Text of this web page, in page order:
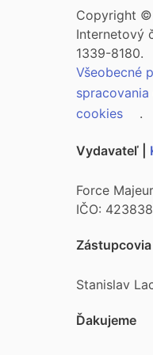
Copyright ©
Internetový
1339-8180.
Všeobecné
cookies
.
Vydavateľ |
Force
IČO:
Stanislav
Ďakujeme